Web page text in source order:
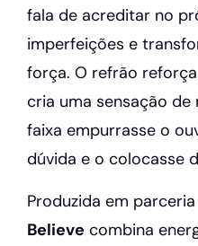
fala de acreditar no
imperfeições e
força. O refrão
cria uma sensação
faixa empurrasse o
dúvida e o colocasse
Produzida em parceria
Believe combina